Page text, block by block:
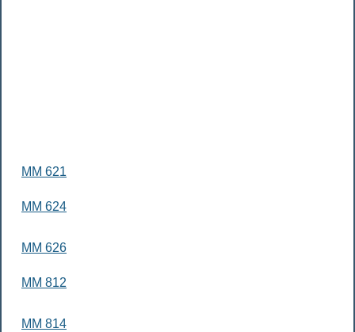
MM 621
MM 624
MM 626
MM 812
MM 814